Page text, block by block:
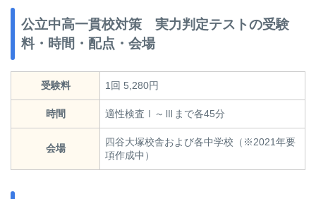
公立中高一貫校対策 実力判定テストの受験
料・時間・配点・会場
受験料 1回 5,280円
時間 適性検査Ⅰ～Ⅲまで各45分
会場
四谷大塚校舎および各中学校（※2021年要
項作成中）